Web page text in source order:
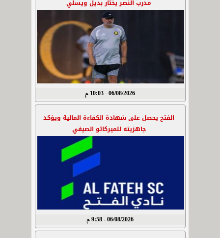
مدرب النصر يختار بديل ويسلي
06/08/2026 - 10:03 م
الفتح يحصل على شهادة الكفاءة المالية ويؤكد
جاهزيته للميركاتو الصيفي
06/08/2026 - 9:58 م